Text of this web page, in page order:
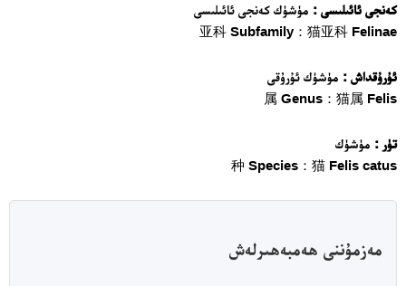
24 سائەت ئەزالىق پىلانى
كەنجى ئائىلىسى : مۈشۈك كەنجى ئائىلىسى
亚科 Subfamily：猫亚科 Felinae
ئۇرۇقداش : مۈشۈك ئۇرۇقى
属 Genus：猫属 Felis
تۈر : مۈشۈك
种 Species：猫 Felis catus
مەزمۇننى ھەمبەھىرلەش